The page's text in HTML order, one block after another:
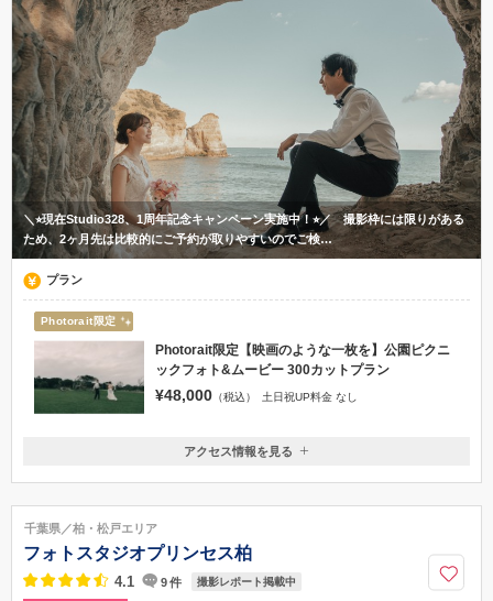
＼⭐︎現在Studio328、1周年記念キャンペーン実施中！⭐︎／ 撮影枠には限りがある
ため、2ヶ月先は比較的にご予約が取りやすいのでご検…
プラン
Photorait限定
Photorait限定【映画のような一枚を】公園ピクニ
ックフォト&ムービー 300カットプラン
¥48,000 （税込） 土日祝UP料金 なし
千葉県松戸市小金原8丁目13-31 オメガフォー102
047-718-7190
アクセス情報を見る
千葉県／柏・松戸エリア
フォトスタジオプリンセス柏
4.1 9件 撮影レポート掲載中